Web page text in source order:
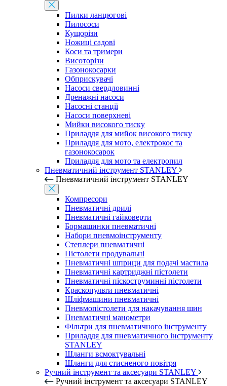
Пилки ланцюгові
Пилососи
Кущорізи
Ножиці садові
Коси та тримери
Висоторізи
Газонокосарки
Обприскувачі
Насоси свердловинні
Дренажні насоси
Насосні станції
Насоси поверхневі
Мийки високого тиску
Приладдя для мийок високого тиску
Приладдя для мото, електрокос та
газонокосарок
Приладдя для мото та електропил
Пневматичний інструмент STANLEY
Пневматичний інструмент STANLEY
Компресори
Пневматичні дрилі
Пневматичні гайковерти
Бормашинки пневматичні
Набори пневмоінструменту
Степлери пневматичні
Пістолети продувальні
Пневматичні шприци для подачі мастила
Пневматичні картриджні пістолети
Пневматичні піскоструминні пістолети
Краскопульти пневматичні
Шліфмашини пневматичні
Пневмопістолети для накачування шин
Пневматичні манометри
Фільтри для пневматичного інструменту
Приладдя для пневматичного інструменту
STANLEY
Шланги всмоктувальні
Шланги для стисненого повітря
Ручний інструмент та аксесуари STANLEY
Ручний інструмент та аксесуари STANLEY